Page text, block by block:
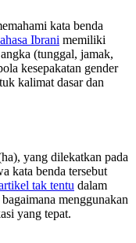
kata benda
Ibrani memiliki
(tunggal, jamak,
kesepakatan gender
kalimat dasar dan
kata benda tersebut
tak tentu dalam
menggunakan
yang tepat.